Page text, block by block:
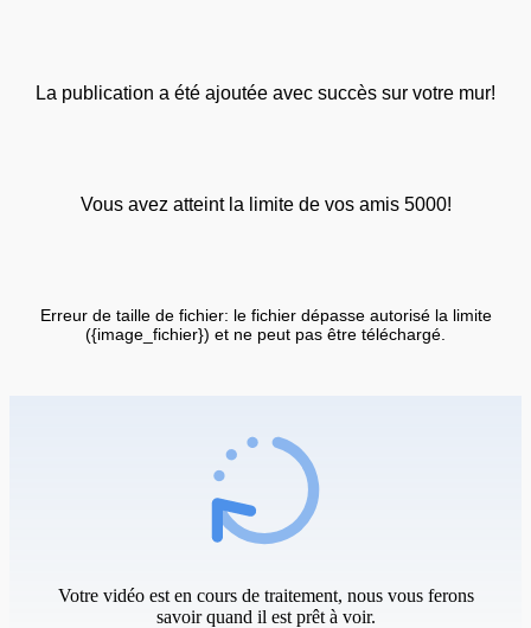
La publication a été ajoutée avec succès sur votre mur!
Vous avez atteint la limite de vos amis 5000!
Erreur de taille de fichier: le fichier dépasse autorisé la limite
({image_fichier}) et ne peut pas être téléchargé.
Votre vidéo est en cours de traitement, nous vous ferons
savoir quand il est prêt à voir.